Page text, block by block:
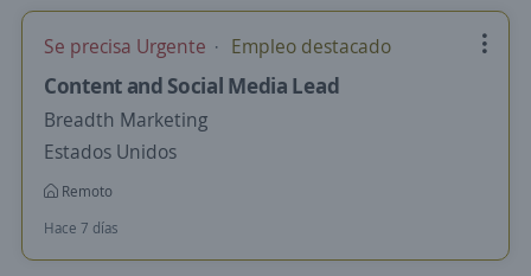
Se precisa Urgente Empleo destacado
Content and Social Media Lead
Breadth Marketing
Estados Unidos
Remoto
Hace 7 días